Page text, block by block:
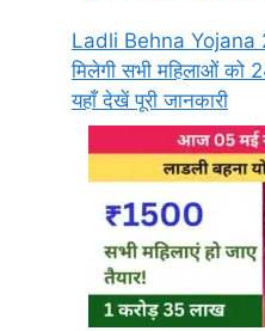
Ladli Behna Yojana
मिलेगी सभी महिलाओं को
यहाँ देखें पूरी जानकारी